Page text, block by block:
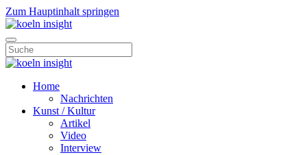
Zum Hauptinhalt springen
Home
Nachrichten
Kunst / Kultur
Artikel
Video
Interview